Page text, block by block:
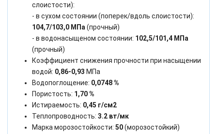
слоистости):
- в сухом состоянии (поперек/вдоль слоистости):
104,7/103,0 МПа (прочный)
- в водонасыщеном состоянии: 102,5/101,4 МПа
(прочный)
Коэффициент снижения прочности при насыщении
водой: 0,86-0,93 МПа
Водопоглощение: 0,0748 %
Пористость: 1,70 %
Истираемость: 0,45 г/см2
Теплопроводность: 3.2 вт/мк
Марка морозостойкости: 50(морозостойкий)